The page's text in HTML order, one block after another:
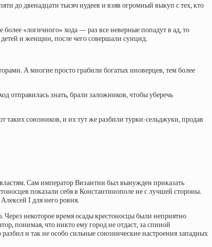
до двенадцати тысяч иудеев и взяв огромный выкуп с тех, кто
«логичного» хода — раз все неверные попадут в ад, то
и женщин, после чего совершали суицид.
А многие просто грабили богатых иноверцев, тем более
отправилась знать, брали заложников, чтобы уберечь
таких союзников, и их тут же разбили турки-сельджуки, продав
Сам император Византии был вынужден приказать
показали себя в Константинополе не с лучшей стороны.
I для него ровня.
Через некоторое время осады крестоносцы были неприятно
понимая, что никто ему город не отдаст, за спиной
и так не особо сильные союзнические настроения западных